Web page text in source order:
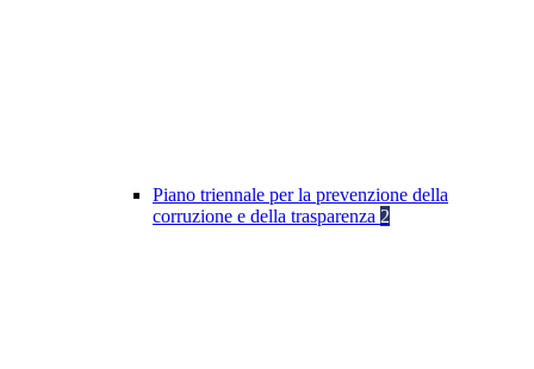
Piano triennale per la prevenzione della
corruzione e della trasparenza 2